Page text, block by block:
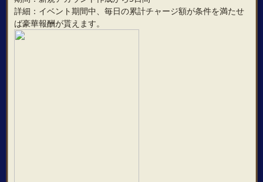
詳細：イベント期間中、毎日の累計チャージ額が条件を満たせ
ば豪華報酬が貰えます。